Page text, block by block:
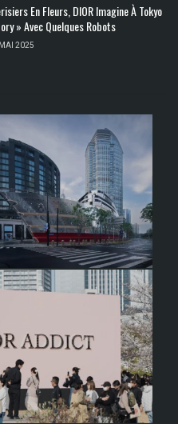
En Fleurs, DIOR Imagine À Tokyo
» Avec Quelques Robots
2025